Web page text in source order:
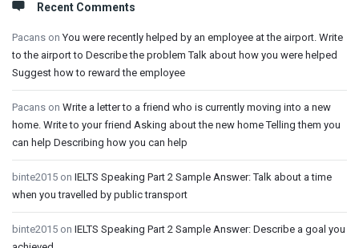
Recent Comments
Pacans onYou were recently helped by an employee at the airport. Write
to the airport to Describe the problem Talk about how you were helped
Suggest how to reward the employee
Pacans on Write a letter to a friend who is currently moving into a new
home. Write to your friend Asking about the new home Telling them you
can help Describing how you can help
binte2015 on IELTS Speaking Part 2 Sample Answer: Talk about a time
when you travelled by public transport
binte2015 on IELTS Speaking Part 2 Sample Answer: Describe a goal you